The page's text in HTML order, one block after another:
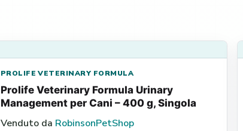
PROLIFE VETERINARY FORMULA
Prolife Veterinary Formula Urinary
Management per Cani – 400 g, Singola
Venduto da RobinsonPetShop